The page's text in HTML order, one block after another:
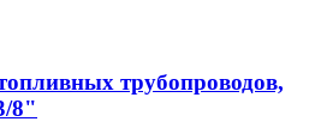
трубопроводов,
8"